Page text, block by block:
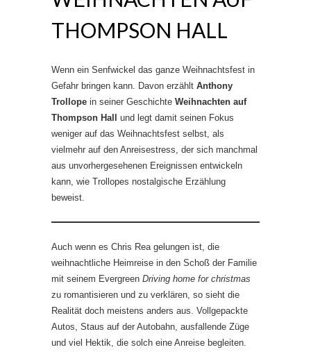
THOMPSON HALL
Wenn ein Senfwickel das ganze Weihnachtsfest in
Gefahr bringen kann. Davon erzählt Anthony
Trollope in seiner Geschichte Weihnachten auf
Thompson Hall und legt damit seinen Fokus
weniger auf das Weihnachtsfest selbst, als
vielmehr auf den Anreisestress, der sich manchmal
aus unvorhergesehenen Ereignissen entwickeln
kann, wie Trollopes nostalgische Erzählung
beweist.
Auch wenn es Chris Rea gelungen ist, die
weihnachtliche Heimreise in den Schoß der Familie
mit seinem Evergreen Driving home for christmas
zu romantisieren und zu verklären, so sieht die
Realität doch meistens anders aus. Vollgepackte
Autos, Staus auf der Autobahn, ausfallende Züge
und viel Hektik, die solch eine Anreise begleiten.